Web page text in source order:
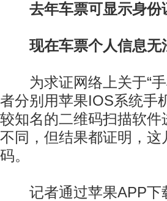
去年车票可显示身份
现在车票个人信息无
为求证网络上关于“手
者分别用苹果IOS系统手
较知名的二维码扫描软
不同，但结果都证明，
码。
记者通过苹果APP下载